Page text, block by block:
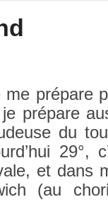
prépare
prépare
du
29°,
et dans
(au